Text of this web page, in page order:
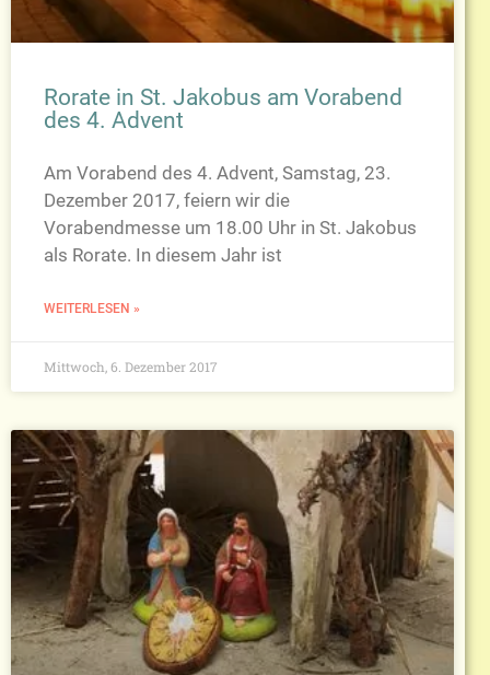
Rorate in St. Jakobus am Vorabend
des 4. Advent
Am Vorabend des 4. Advent, Samstag, 23.
Dezember 2017, feiern wir die
Vorabendmesse um 18.00 Uhr in St. Jakobus
als Rorate. In diesem Jahr ist
WEITERLESEN »
Mittwoch, 6. Dezember 2017